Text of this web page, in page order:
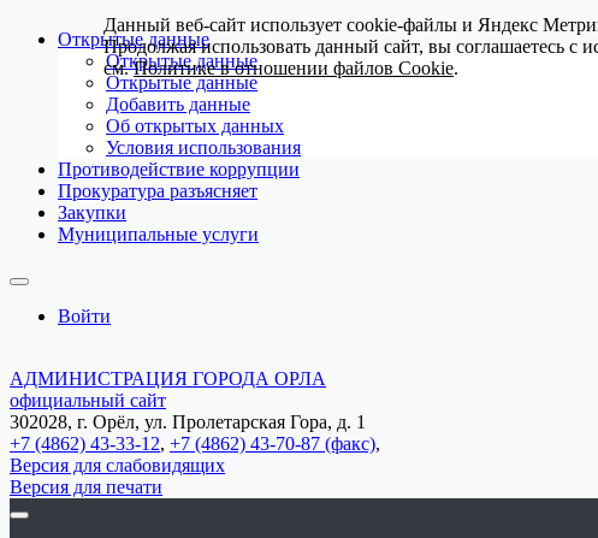
Открытые данные
Открытые данные
Открытые данные
Добавить данные
Об открытых данных
Условия использования
Противодействие коррупции
Прокуратура разъясняет
Закупки
Муниципальные услуги
Войти
АДМИНИСТРАЦИЯ ГОРОДА ОРЛА
официальный сайт
302028, г. Орёл, ул. Пролетарская Гора, д. 1
+7 (4862) 43-33-12, +7 (4862) 43-70-87 (факс),
Версия для слабовидящих
Версия для печати
Данный веб-сайт использует cookie-файлы и Яндекс
Продолжая использовать данный сайт, вы соглашаетесь
см.Политике в отношении файлов Cookie.